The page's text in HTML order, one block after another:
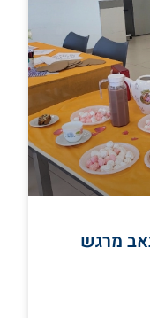
מרגש